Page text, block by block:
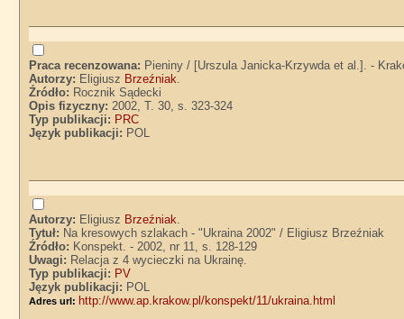
Praca recenzowana: Pieniny / [Urszula Janicka-Krzywda et al.]. -
Autorzy: Eligiusz Brzeźniak.
Źródło: Rocznik Sądecki
Opis fizyczny:2002, T. 30, s. 323-324
Typ publikacji: PRC
Język publikacji: POL
Autorzy: Eligiusz Brzeźniak.
Tytuł: Na kresowych szlakach - "Ukraina 2002" / Eligiusz Brzeźniak
Źródło: Konspekt. - 2002, nr 11, s. 128-129
Uwagi: Relacja z 4 wycieczki na Ukrainę.
Typ publikacji: PV
Język publikacji: POL
Adres url: http://www.ap.krakow.pl/konspekt/11/ukraina.html